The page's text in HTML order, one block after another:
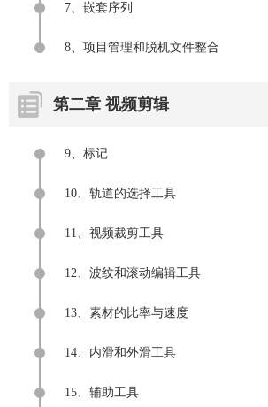
7、嵌套序列
8、项目管理和脱机文件整合
第二章 视频剪辑
9、标记
10、轨道的选择工具
11、视频裁剪工具
12、波纹和滚动编辑工具
13、素材的比率与速度
14、内滑和外滑工具
15、辅助工具